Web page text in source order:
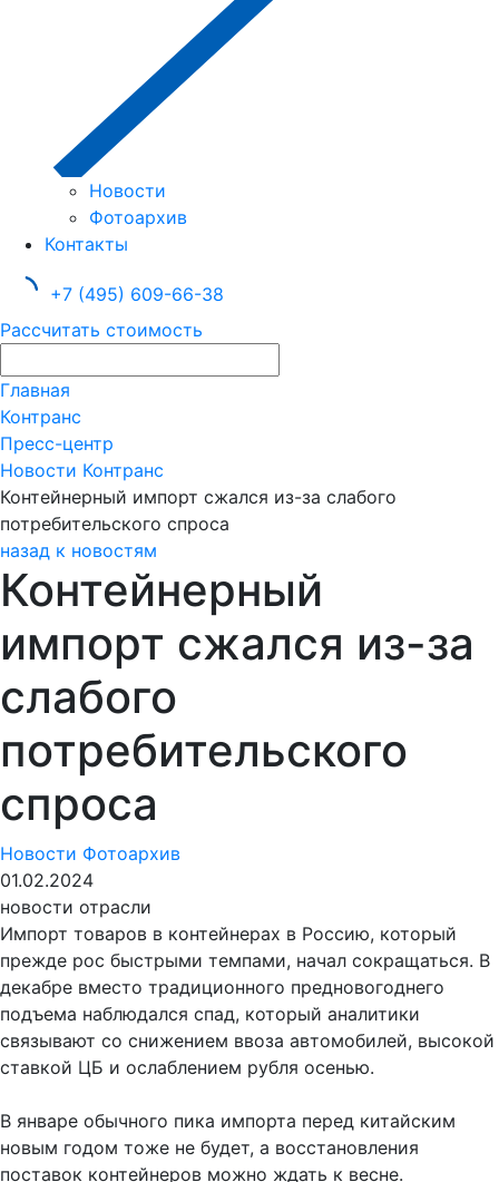
Новости
Фотоархив
Контакты
+7 (495) 609-66-38
Рассчитать стоимость
Главная
Контранс
Пресс-центр
Новости Контранс
Контейнерный импорт сжался из-за слабого
потребительского спроса
назад к новостям
Контейнерный
импорт сжался из-за
слабого
потребительского
спроса
Новости Фотоархив
01.02.2024
новости отрасли
Импорт товаров в контейнерах в Россию, который
прежде рос быстрыми темпами, начал сокращаться. В
декабре вместо традиционного предновогоднего
подъема наблюдался спад, который аналитики
связывают со снижением ввоза автомобилей, высокой
ставкой ЦБ и ослаблением рубля осенью.
В январе обычного пика импорта перед китайским
новым годом тоже не будет, а восстановления
поставок контейнеров можно ждать к весне.